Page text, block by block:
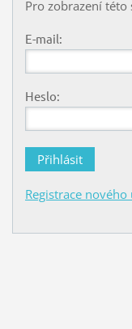
Pro zobrazení
E-mail:
Heslo:
Registrace nového